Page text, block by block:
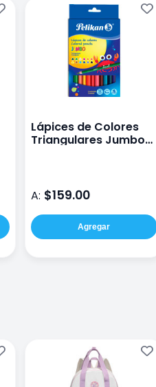
Lápices de Colores
Triangulares Jumbo
A: $159.00
Agregar